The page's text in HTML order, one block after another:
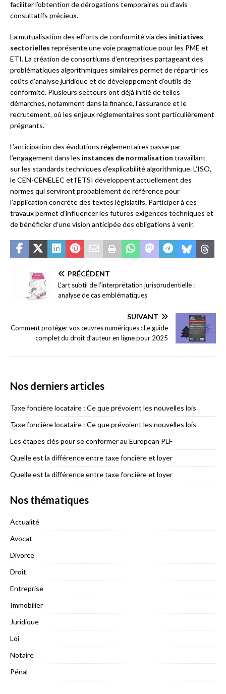
faciliter l’obtention de dérogations temporaires ou d’avis
consultatifs précieux.
La mutualisation des efforts de conformité via des initiatives
sectorielles représente une voie pragmatique pour les PME et
ETI. La création de consortiums d’entreprises partageant des
problématiques algorithmiques similaires permet de répartir les
coûts d’analyse juridique et de développement d’outils de
conformité. Plusieurs secteurs ont déjà initié de telles
démarches, notamment dans la finance, l’assurance et le
recrutement, où les enjeux réglementaires sont particulièrement
prégnants.
L’anticipation des évolutions réglementaires passe par
l’engagement dans les instances de normalisation travaillant
sur les standards techniques d’explicabilité algorithmique. L’ISO,
le CEN-CENELEC et l’ETSI développent actuellement des
normes qui serviront probablement de référence pour
l’application concrète des textes législatifs. Participer à ces
travaux permet d’influencer les futures exigences techniques et
de bénéficier d’une vision anticipée des obligations à venir.
PRÉCÉDENT
L’art subtil de l’interprétation jurisprudentielle :
analyse de cas emblématiques
SUIVANT
Comment protéger vos œuvres numériques : Le guide
complet du droit d’auteur en ligne pour 2025
Nos derniers articles
Taxe foncière locataire : Ce que prévoient les nouvelles lois
Taxe foncière locataire : Ce que prévoient les nouvelles lois
Les étapes clés pour se conformer au European PLF
Quelle est la différence entre taxe foncière et loyer
Quelle est la différence entre taxe foncière et loyer
Nos thématiques
Actualité
Avocat
Divorce
Droit
Entreprise
Immobilier
Juridique
Loi
Notaire
Pénal